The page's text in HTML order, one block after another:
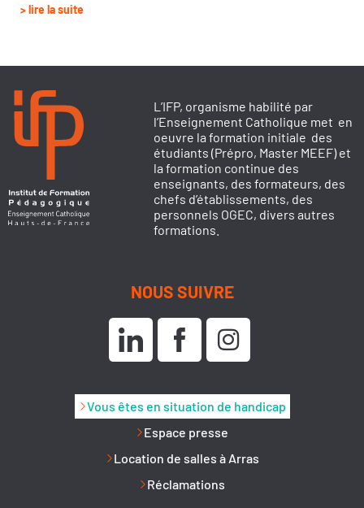
> lire la suite
L’IFP, organisme habilité par
l’Enseignement Catholique met en
oeuvre la formation initiale des
étudiants (Prépro, Master MEEF) et
la formation continue des
enseignants, des formateurs, des
chefs d’établissements, des
personnels OGEC, divers autres
formations.
NOUS SUIVRE
Vous êtes en situation de handicap
Espace presse
Location de salles à Arras
Réclamations